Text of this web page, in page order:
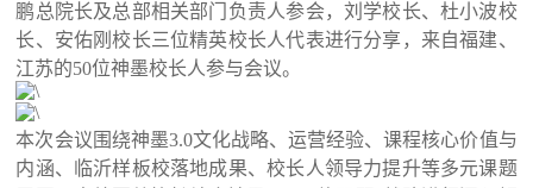
鹏总院长及总部相关部门负责人参会，刘学校长、杜小波校
长、安佑刚校长三位精英校长人代表进行分享，来自福建、
江苏的50位神墨校长人参与会议。
本次会议围绕神墨3.0文化战略、运营经验、课程核心价值与
内涵、临沂样板校落地成果、校长人领导力提升等多元课题